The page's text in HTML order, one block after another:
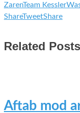
ZarenTeam Kessler
ShareTweetShare
Related Posts
Aftab mod